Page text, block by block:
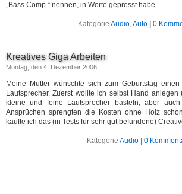
„Bass Comp.“ nennen, in Worte gepresst habe.
Kategorie Audio,Auto 0
Kreatives Giga Arbeiten
Montag, den 4. Dezember 2006
Meine Mutter wünschte sich zum Geburtstag
Lautsprecher. Zuerst wollte ich selbst Hand
kleine und feine Lautsprecher basteln, aber
Ansprüchen sprengten die Kosten ohne Holz
kaufte ich das (in Tests für sehr gut befundene)
Kategorie Audio 0